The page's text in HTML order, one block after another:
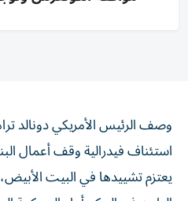
استئناف فيدرالية وقف أعمال
يعتزم تشييدها في البيت
الطعن في الحكم أمام المحكمة